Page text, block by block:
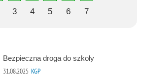
3 4 5 6 7
Bezpieczna droga do szkoły
31.08.2025 KGP